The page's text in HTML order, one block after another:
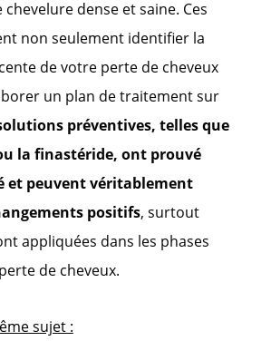
dense et saine. Ces
non seulement identifier la
de votre perte de cheveux
un plan de traitement sur
préventives, telles que
la finastéride, ont prouvé
et peuvent véritablement
positifs, surtout
appliquées dans les phases
de cheveux.
sujet :